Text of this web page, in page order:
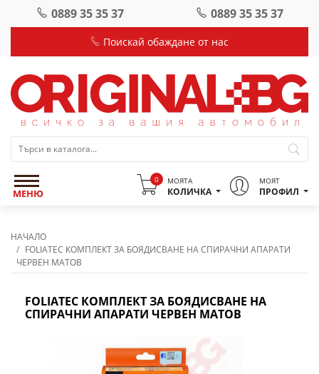
0889 35 35 37 0889 35 35 37
Поискай обаждане от нас
МЕНЮ
0 МОЯТА
КОЛИЧКА
МОЯТ
ПРОФИЛ
НАЧАЛО
FOLIATEC КОМПЛЕКТ ЗА БОЯДИСВАНЕ НА СПИРАЧНИ АПАРАТИ
ЧЕРВЕН МАТОВ
FOLIATEC КОМПЛЕКТ ЗА БОЯДИСВАНЕ НА
СПИРАЧНИ АПАРАТИ ЧЕРВЕН МАТОВ